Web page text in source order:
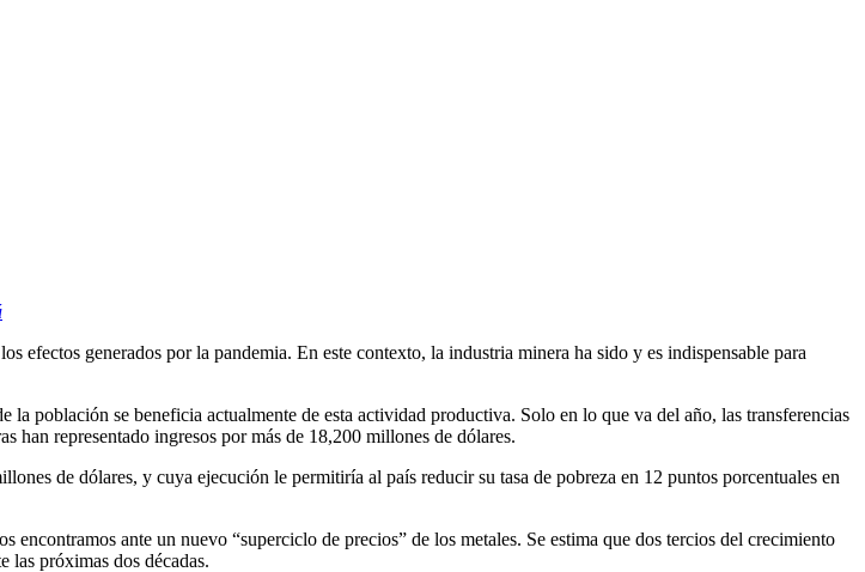
efectos generados por la pandemia. En este contexto, la industria minera ha sido y es indispensable para
población se beneficia actualmente de esta actividad productiva. Solo en lo que va del año, las transferencias
han representado ingresos por más de 18,200 millones de dólares.
de dólares, y cuya ejecución le permitiría al país reducir su tasa de pobreza en 12 puntos porcentuales en
ante un nuevo “superciclo de precios” de los metales. Se estima que dos tercios del crecimiento
las próximas dos décadas.